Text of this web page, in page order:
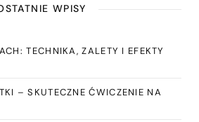
WPISY
TECHNIKA, ZALETY I EFEKTY
– SKUTECZNE ĆWICZENIE NA